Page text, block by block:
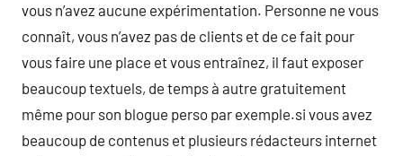
vous n’avez aucune expérimentation. Personne ne vous
connaît, vous n’avez pas de clients et de ce fait pour
vous faire une place et vous entraînez, il faut exposer
beaucoup textuels, de temps à autre gratuitement
même pour son blogue perso par exemple.si vous avez
beaucoup de contenus et plusieurs rédacteurs internet